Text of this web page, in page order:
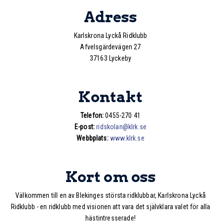
Adress
Karlskrona Lyckå Ridklubb
Afvelsgärdevägen 27
37163 Lyckeby
Kontakt
Telefon:0455-270 41
E-post: ridskolan@klrk.se
Webbplats:www.klrk.se
Kort om oss
Välkommen till en av Blekinges största ridklubbar, Karlskrona Lyckå
Ridklubb - en ridklubb med visionen att vara det självklara valet för alla
hästintresserade!